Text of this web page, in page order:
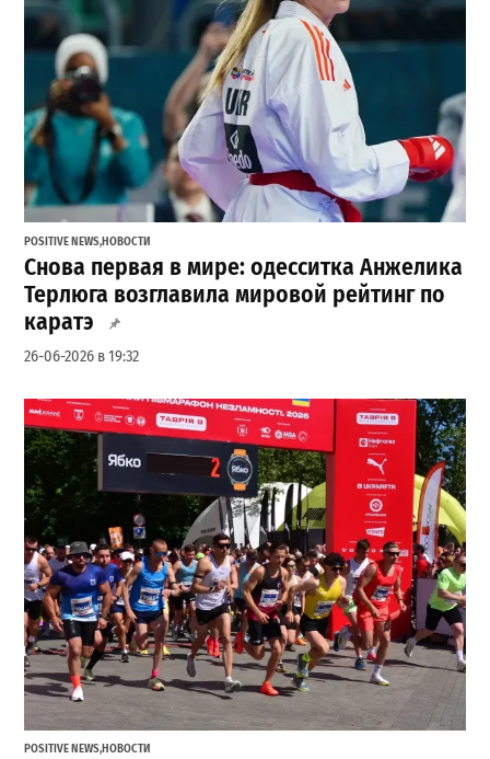
POSITIVE NEWS,НОВОСТИ
Снова первая в мире: одесситка Анжелика
Терлюга возглавила мировой рейтинг по
каратэ
26-06-2026 в 19:32
POSITIVE NEWS,НОВОСТИ